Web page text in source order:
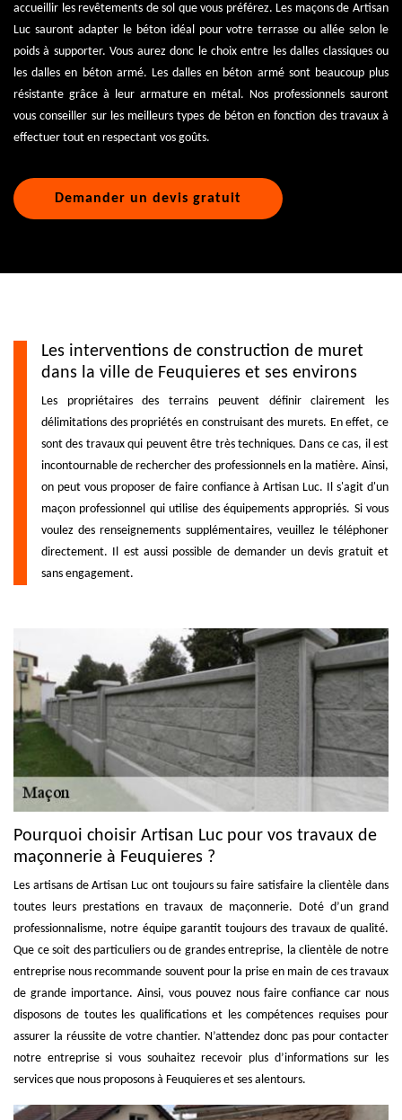
accueillir les revêtements de sol que vous préférez. Les maçons de Artisan
Luc sauront adapter le béton idéal pour votre terrasse ou allée selon le
poids à supporter. Vous aurez donc le choix entre les dalles classiques ou
les dalles en béton armé. Les dalles en béton armé sont beaucoup plus
résistante grâce à leur armature en métal. Nos professionnels sauront
vous conseiller sur les meilleurs types de béton en fonction des travaux à
effectuer tout en respectant vos goûts.
Demander un devis gratuit
Les interventions de construction de muret
dans la ville de Feuquieres et ses environs
Les propriétaires des terrains peuvent définir clairement les
délimitations des propriétés en construisant des murets. En effet, ce
sont des travaux qui peuvent être très techniques. Dans ce cas, il est
incontournable de rechercher des professionnels en la matière. Ainsi,
on peut vous proposer de faire confiance à Artisan Luc. Il s'agit d'un
maçon professionnel qui utilise des équipements appropriés. Si vous
voulez des renseignements supplémentaires, veuillez le téléphoner
directement. Il est aussi possible de demander un devis gratuit et
sans engagement.
Pourquoi choisir Artisan Luc pour vos travaux de
maçonnerie à Feuquieres ?
Les artisans de Artisan Luc ont toujours su faire satisfaire la clientèle dans
toutes leurs prestations en travaux de maçonnerie. Doté d’un grand
professionnalisme, notre équipe garantit toujours des travaux de qualité.
Que ce soit des particuliers ou de grandes entreprise, la clientèle de notre
entreprise nous recommande souvent pour la prise en main de ces travaux
de grande importance. Ainsi, vous pouvez nous faire confiance car nous
disposons de toutes les qualifications et les compétences requises pour
assurer la réussite de votre chantier. N’attendez donc pas pour contacter
notre entreprise si vous souhaitez recevoir plus d’informations sur les
services que nous proposons à Feuquieres et ses alentours.